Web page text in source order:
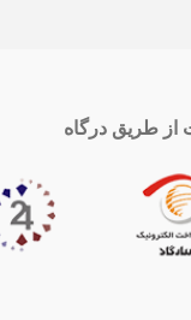
از طریق درگاه